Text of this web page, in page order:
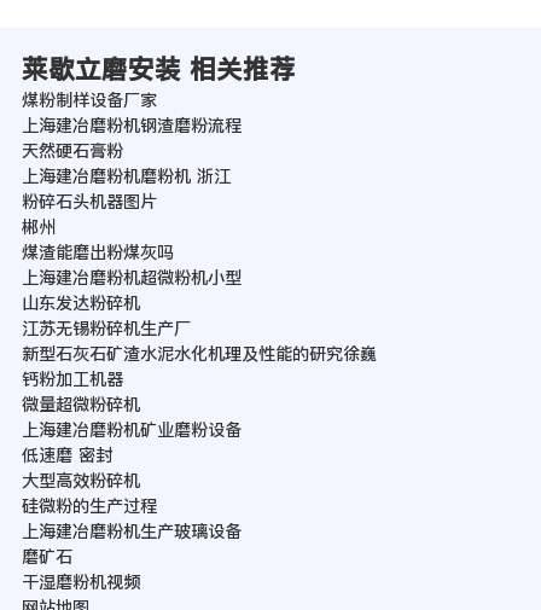
莱歇立磨安装 相关推荐
煤粉制样设备厂家
上海建冶磨粉机钢渣磨粉流程
天然硬石膏粉
上海建冶磨粉机磨粉机 浙江
粉碎石头机器图片
郴州
煤渣能磨出粉煤灰吗
上海建冶磨粉机超微粉机小型
山东发达粉碎机
江苏无锡粉碎机生产厂
新型石灰石矿渣水泥水化机理及性能的研究徐巍
钙粉加工机器
微量超微粉碎机
上海建冶磨粉机矿业磨粉设备
低速磨 密封
大型高效粉碎机
硅微粉的生产过程
上海建冶磨粉机生产玻璃设备
磨矿石
干湿磨粉机视频